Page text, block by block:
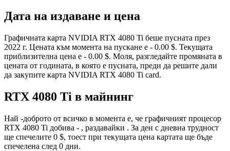
Дата на издаване и цена
Графичната карта NVIDIA RTX 4080 Ti беше пусната през
2022 г. Цената към момента на пускане е - 0.00 $. Текущата
приблизителна цена е - 0.00 $. Моля, разгледайте промяната в
цената от годината, в която е пусната, преди да решите дали
да закупите карта NVIDIA RTX 4080 Ti card.
RTX 4080 Ti в майнинг
Най -доброто от всичко в момента е, че графичният процесор
RTX 4080 Ti добива - , раздавайки . За ден с дневна трудност
ще спечелите 0 $, тоест при текущата цена картата ще бъде
спечелена след 0 дни.